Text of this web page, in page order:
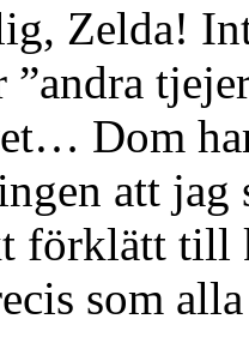
Zelda!
”andra
Dom
att jag
förklätt till
som